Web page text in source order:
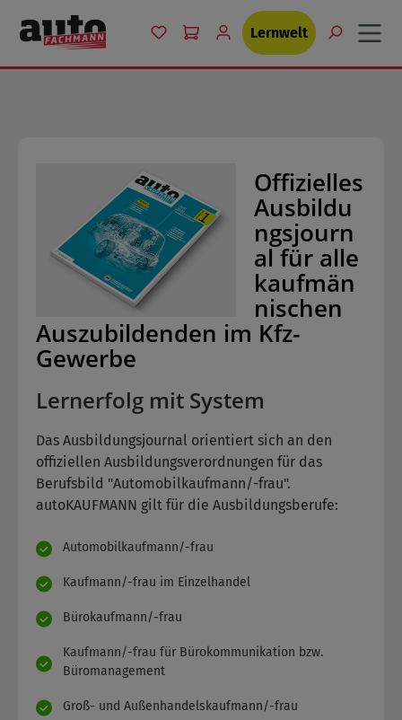
Zum Hauptinhalt springen
Du hast 0 Produkte auf dem
Lernwelt
Offizielles
Ausbildu
ngsjourn
al für alle
kaufmän
nischen
Auszubildenden im Kfz-
Gewerbe
Lernerfolg mit System
Das Ausbildungsjournal orientiert sich an den
offiziellen Ausbildungsverordnungen für das
Berufsbild "Automobilkaufmann/-frau".
autoKAUFMANN gilt für die Ausbildungsberufe:
Automobilkaufmann/-frau
Kaufmann/-frau im Einzelhandel
Bürokaufmann/-frau
Kaufmann/-frau für Bürokommunikation bzw.
Büromanagement
Groß- und Außenhandelskaufmann/-frau